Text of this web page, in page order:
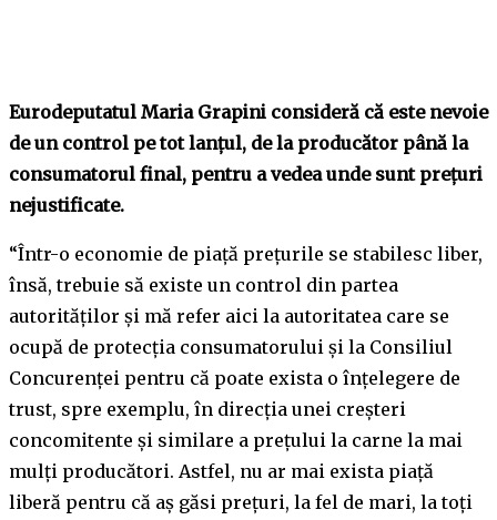
Eurodeputatul Maria Grapini consideră că este nevoie
de un control pe tot lanțul, de la producător până la
consumatorul final, pentru a vedea unde sunt prețuri
nejustificate.
“Într-o economie de piață prețurile se stabilesc liber,
însă, trebuie să existe un control din partea
autorităților și mă refer aici la autoritatea care se
ocupă de protecția consumatorului și la Consiliul
Concurenței pentru că poate exista o înțelegere de
trust, spre exemplu, în direcția unei creșteri
concomitente și similare a prețului la carne la mai
mulți producători. Astfel, nu ar mai exista piață
liberă pentru că aș găsi prețuri, la fel de mari, la toți